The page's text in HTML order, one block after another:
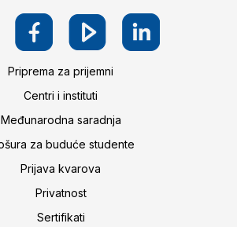
Priprema za prijemni
Centri i instituti
Međunarodna saradnja
za buduće studente
Prijava kvarova
Privatnost
Sertifikati